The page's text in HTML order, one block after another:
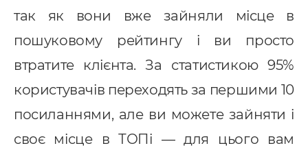
так як вони вже зайняли місце в
пошуковому рейтингу і ви просто
втратите клієнта. За статистикою 95%
користувачів переходять за першими 10
посиланнями, але ви можете зайняти і
своє місце в ТОПі — для цього вам